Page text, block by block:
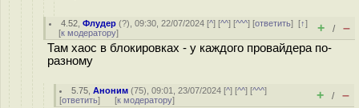
4.52 ,Флудер (?), 09:30, 22/07/2024 [^] [^^] [^^^] [ответить][↑]
[к модератору] + / –
Там хаос в блокировках - у каждого провайдера по-
разному
5.75 ,Аноним (75), 09:01, 23/07/2024 [^] [^^] [^^^]
[ответить] [к модератору] + / –